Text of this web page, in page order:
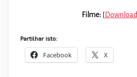
Filme: [Download
Partilhar isto:
Facebook X